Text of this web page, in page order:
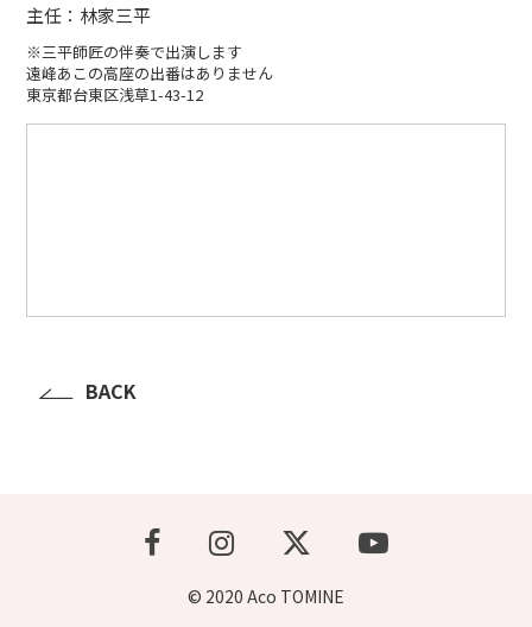
主任：林家三平
※三平師匠の伴奏で出演します
遠峰あこの高座の出番はありません
東京都台東区浅草1-43-12
BACK
© 2020 Aco TOMINE